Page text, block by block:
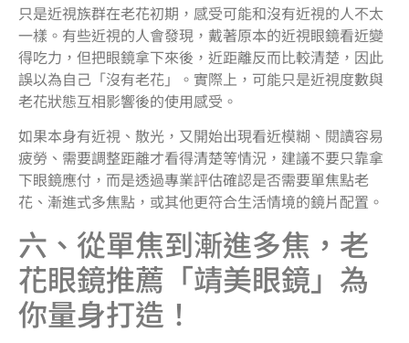
只是近視族群在老花初期，感受可能和沒有近視的人不太
一樣。有些近視的人會發現，戴著原本的近視眼鏡看近變
得吃力，但把眼鏡拿下來後，近距離反而比較清楚，因此
誤以為自己「沒有老花」。實際上，可能只是近視度數與
老花狀態互相影響後的使用感受。
如果本身有近視、散光，又開始出現看近模糊、閱讀容易
疲勞、需要調整距離才看得清楚等情況，建議不要只靠拿
下眼鏡應付，而是透過專業評估確認是否需要單焦點老
花、漸進式多焦點，或其他更符合生活情境的鏡片配置。
六、從單焦到漸進多焦，老
花眼鏡推薦「靖美眼鏡」為
你量身打造！